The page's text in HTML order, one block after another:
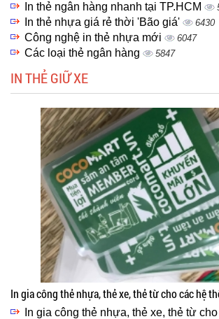
In thẻ ngân hàng nhanh tại TP.HCM
In thẻ nhựa giá rẻ thời 'Bão giá' 6430
Công nghệ in thẻ nhựa mới 6047
Các loại thẻ ngân hàng 5847
IN THẺ GIỮ XE
In gia công thẻ nhựa, thẻ xe, thẻ từ cho các hệ
In gia công thẻ nhựa, thẻ xe, thẻ từ